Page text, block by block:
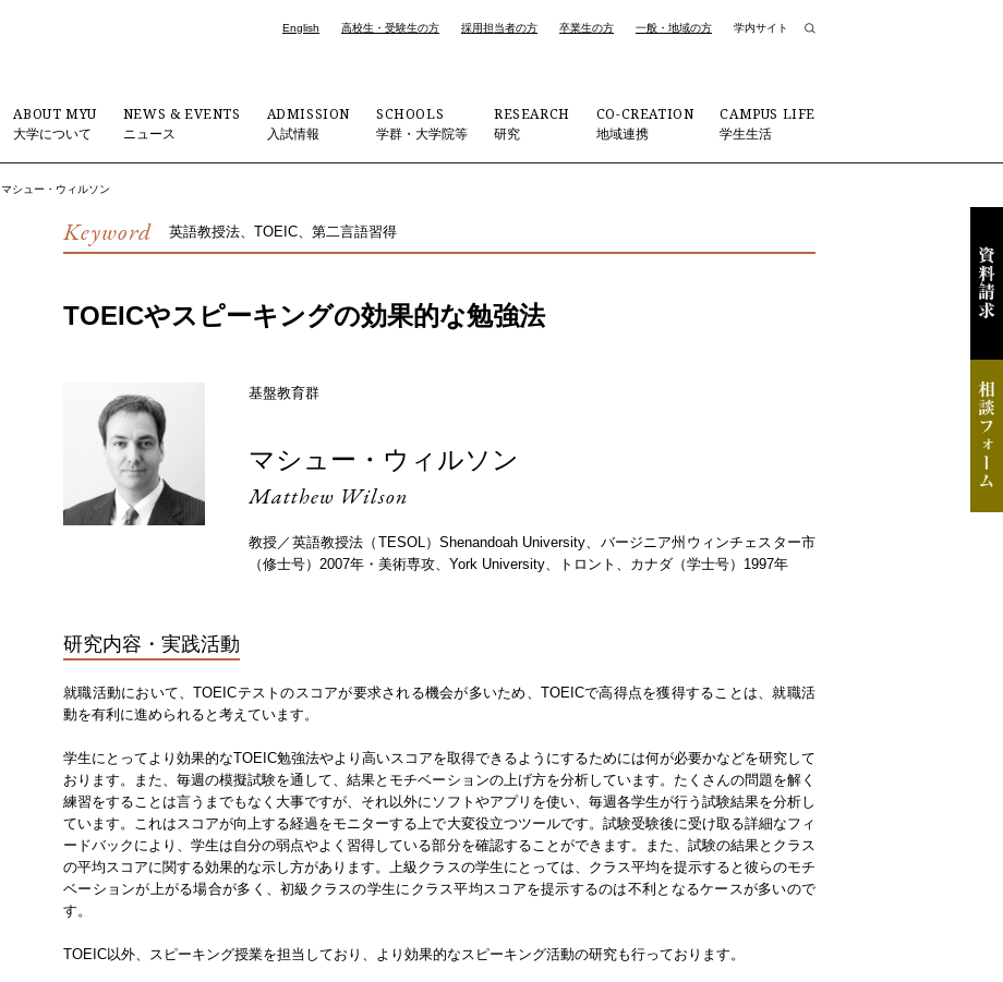
English 高校生・受験生の方 採用担当者の方 卒業生の方 一般・地域の方 学内サイト
ABOUT MYU
大学について
NEWS & EVENTS
ニュース
ADMISSION
入試情報
SCHOOLS
学群・大学院等
RESEARCH
研究
CO-CREATION
地域連携
CAMPUS LIFE
学生生活
マシュー・ウィルソン
Keyword 英語教授法、TOEIC、第二言語習得
TOEICやスピーキングの効果的な勉強法
基盤教育群
マシュー・ウィルソン
Matthew Wilson
教授／英語教授法（TESOL）Shenandoah University、バージニア州ウィンチェスター市
（修士号）2007年・美術専攻、York University、トロント、カナダ（学士号）1997年
研究内容・実践活動
就職活動において、TOEICテストのスコアが要求される機会が多いため、TOEICで高得点を獲得することは、就職活
動を有利に進められると考えています。
学生にとってより効果的なTOEIC勉強法やより高いスコアを取得できるようにするためには何が必要かなどを研究して
おります。また、毎週の模擬試験を通して、結果とモチベーションの上げ方を分析しています。たくさんの問題を解く
練習をすることは言うまでもなく大事ですが、それ以外にソフトやアプリを使い、毎週各学生が行う試験結果を分析し
ています。これはスコアが向上する経過をモニターする上で大変役立つツールです。試験受験後に受け取る詳細なフィ
ードバックにより、学生は自分の弱点やよく習得している部分を確認することができます。また、試験の結果とクラス
の平均スコアに関する効果的な示し方があります。上級クラスの学生にとっては、クラス平均を提示すると彼らのモチ
ベーションが上がる場合が多く、初級クラスの学生にクラス平均スコアを提示するのは不利となるケースが多いので
す。
TOEIC以外、スピーキング授業を担当しており、より効果的なスピーキング活動の研究も行っております。